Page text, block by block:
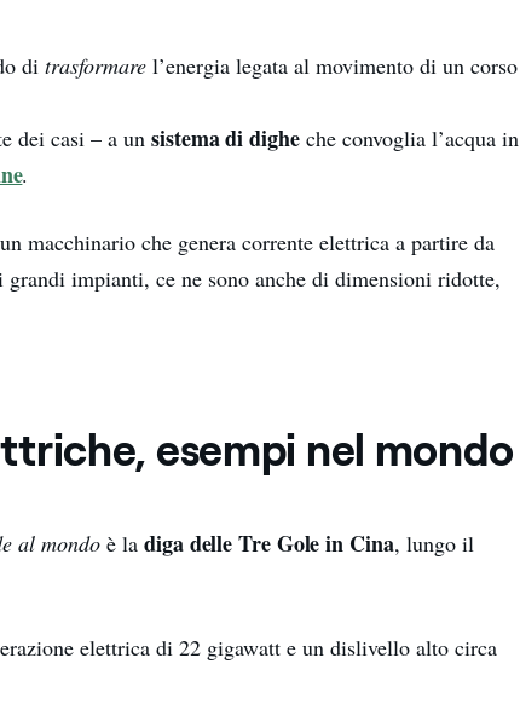
ditrasformare l’energia legata al movimento di un corso
dei casi – a unsistema di digheche convoglia l’acqua in
.
macchinario che genera corrente elettrica a partire da
impianti, ce ne sono anche di dimensioni ridotte,
esempi nel mondo
al mondo è ladiga delle Tre Gole in Cina, lungo il
elettrica di 22 gigawatt e un dislivello alto circa